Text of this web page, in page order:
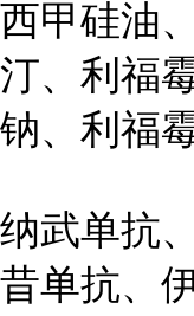
西甲硅油
汀、利福
钠、利福
纳武单抗
昔单抗、